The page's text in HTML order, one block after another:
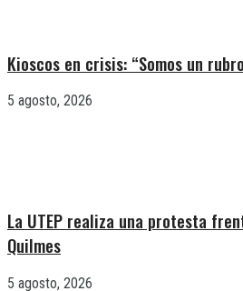
Kioscos en crisis: “Somos un
5 agosto, 2026
La UTEP realiza una protesta
Quilmes
5 agosto, 2026